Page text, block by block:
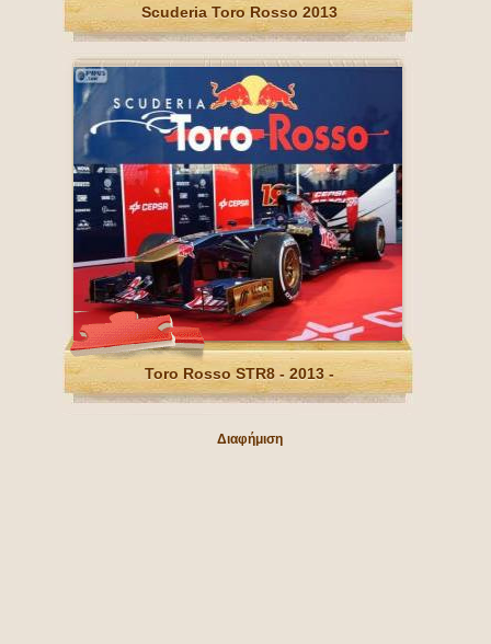
Scuderia Toro Rosso 2013
Toro Rosso STR8 - 2013 -
Διαφήμιση